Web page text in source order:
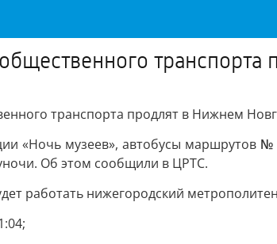
транспорта продлят в Нижнем
«Ночь музеев», автобусы маршрутов №
Об этом сообщили в ЦРТС.
работать нижегородский